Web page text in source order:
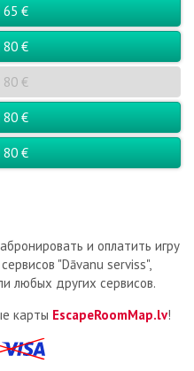
65 €
80 €
80 €
80 €
80 €
и оплатить игру
"Dāvanu serviss",
любых других сервисов.
карты EscapeRoomMap.lv!